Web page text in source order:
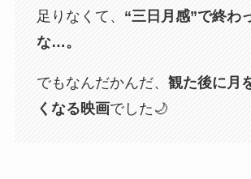
足りなくて、 “三日月感”で終わ
な…。
でもなんだかんだ、 観た後に月
くなる映画でした🌙